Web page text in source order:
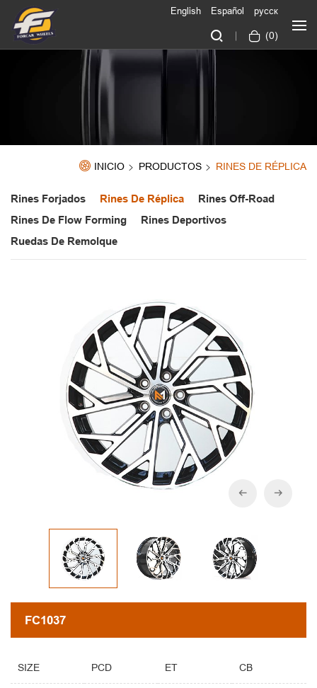
(0)
English Español русск
INICIO PRODUCTOS RINES DE RÉPLICA
Rines Forjados Rines De Réplica
Rines Off-Road
Rines De Flow Forming
Rines Deportivos
Ruedas De Remolque
FC1037
SIZE PCD ET CB